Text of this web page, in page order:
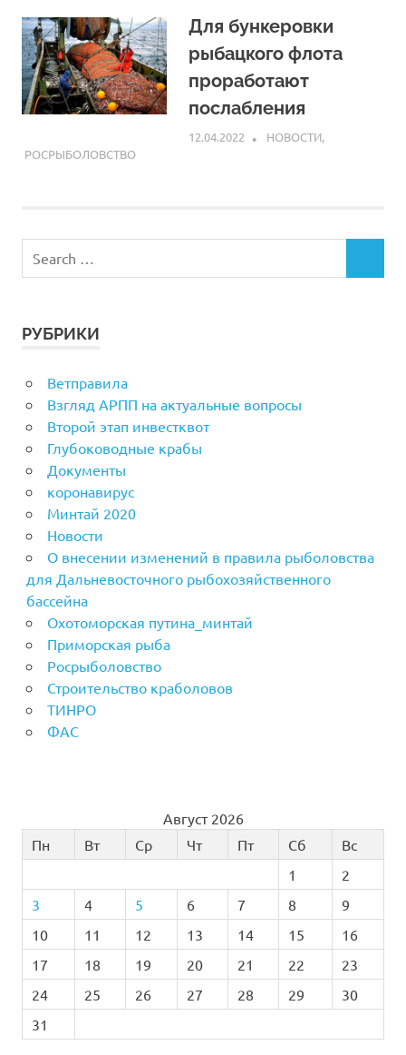
Для бункеровки
рыбацкого флота
проработают
послабления
12.04.2022 ARPP
НОВОСТИ,
РОСРЫБОЛОВСТВО
РУБРИКИ
Ветправила
Взгляд АРПП на актуальные вопросы
Второй этап инвестквот
Глубоководные крабы
Документы
коронавирус
Минтай 2020
Новости
О внесении изменений в правила рыболовства
для Дальневосточного рыбохозяйственного
бассейна
Охотоморская путина_минтай
Приморская рыба
Росрыболовство
Строительство краболовов
ТИНРО
ФАС
Август 2026
Пн
Вт Ср Чт Пт Сб
Вс
1
2
3
4 5 6 7 8
9
10
11 12 13 14 15
16
17
18 19 20 21 22
23
24
25 26 27 28 29
30
31